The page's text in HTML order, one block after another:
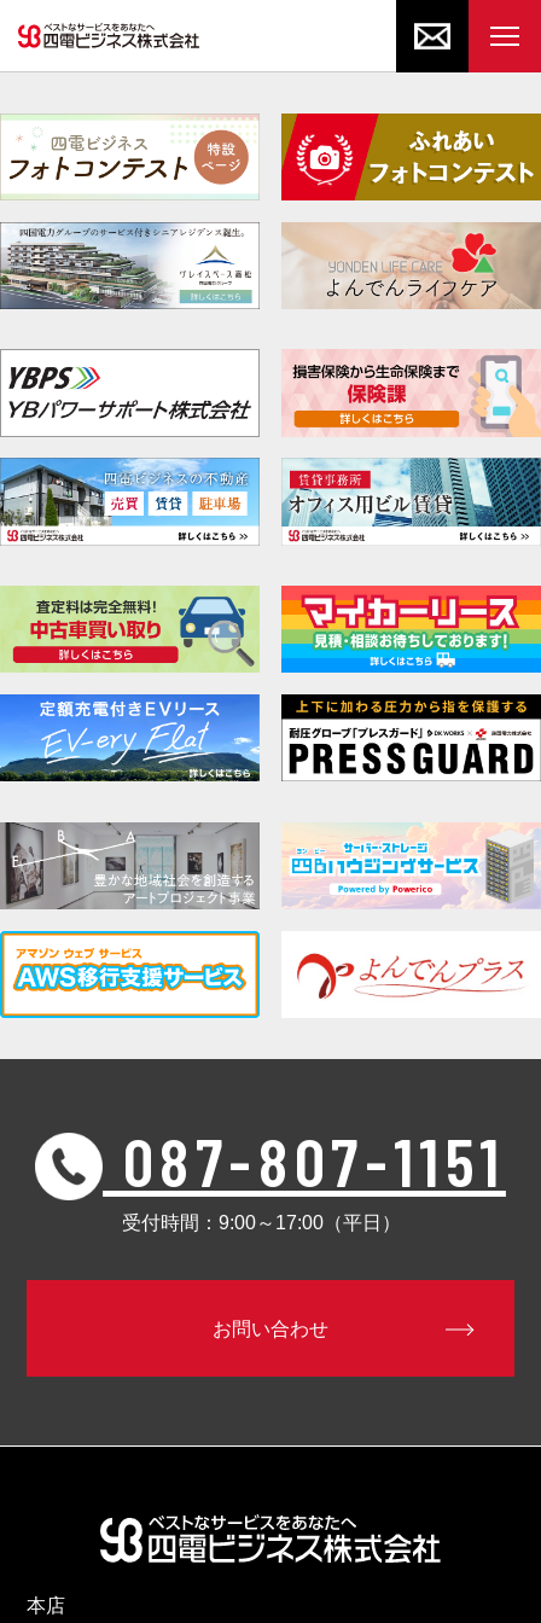
087-807-1151
受付時間：9:00～17:00（平日）
お問い合わせ
本店